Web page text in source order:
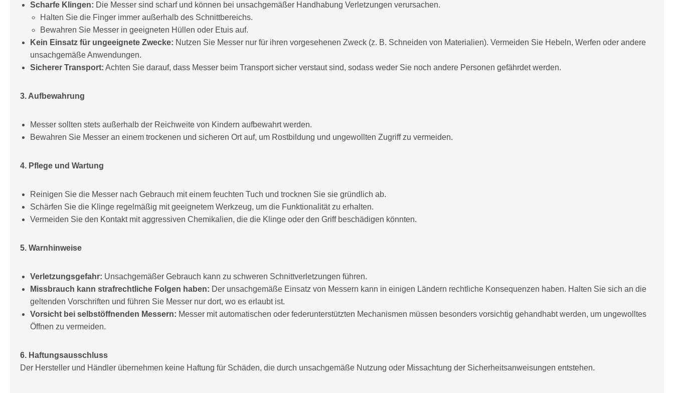
Scharfe Klingen: Die Messer sind scharf und können bei unsachgemäßer Handhabung Verletzungen verursachen.
Halten Sie die Finger immer außerhalb des Schnittbereichs.
Bewahren Sie Messer in geeigneten Hüllen oder Etuis auf.
Kein Einsatz für ungeeignete Zwecke: Nutzen Sie Messer nur für ihren vorgesehenen Zweck (z. B. Schneiden von Materialien). Vermeiden Sie Hebeln, Werfen oder andere
unsachgemäße Anwendungen.
Sicherer Transport: Achten Sie darauf, dass Messer beim Transport sicher verstaut sind, sodass weder Sie noch andere Personen gefährdet werden.
3. Aufbewahrung
Messer sollten stets außerhalb der Reichweite von Kindern aufbewahrt werden.
Bewahren Sie Messer an einem trockenen und sicheren Ort auf, um Rostbildung und ungewollten Zugriff zu vermeiden.
4. Pflege und Wartung
Reinigen Sie die Messer nach Gebrauch mit einem feuchten Tuch und trocknen Sie sie gründlich ab.
Schärfen Sie die Klinge regelmäßig mit geeignetem Werkzeug, um die Funktionalität zu erhalten.
Vermeiden Sie den Kontakt mit aggressiven Chemikalien, die die Klinge oder den Griff beschädigen könnten.
5. Warnhinweise
Verletzungsgefahr: Unsachgemäßer Gebrauch kann zu schweren Schnittverletzungen führen.
Missbrauch kann strafrechtliche Folgen haben: Der unsachgemäße Einsatz von Messern kann in einigen Ländern rechtliche Konsequenzen haben. Halten Sie sich an die
geltenden Vorschriften und führen Sie Messer nur dort, wo es erlaubt ist.
Vorsicht bei selbstöffnenden Messern: Messer mit automatischen oder federunterstützten Mechanismen müssen besonders vorsichtig gehandhabt werden, um ungewolltes
Öffnen zu vermeiden.
6. Haftungsausschluss
Der Hersteller und Händler übernehmen keine Haftung für Schäden, die durch unsachgemäße Nutzung oder Missachtung der Sicherheitsanweisungen entstehen.